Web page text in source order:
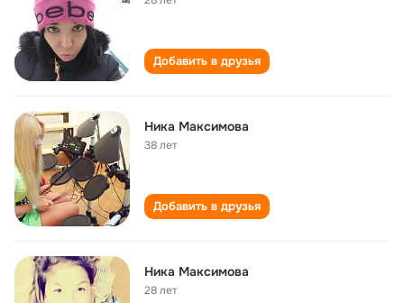
Добавить в друзья
Ника Максимова
38 лет
Добавить в друзья
Ника Максимова
28 лет